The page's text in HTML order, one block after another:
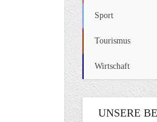
Sport
Tourismus
Wirtschaft
UNSERE